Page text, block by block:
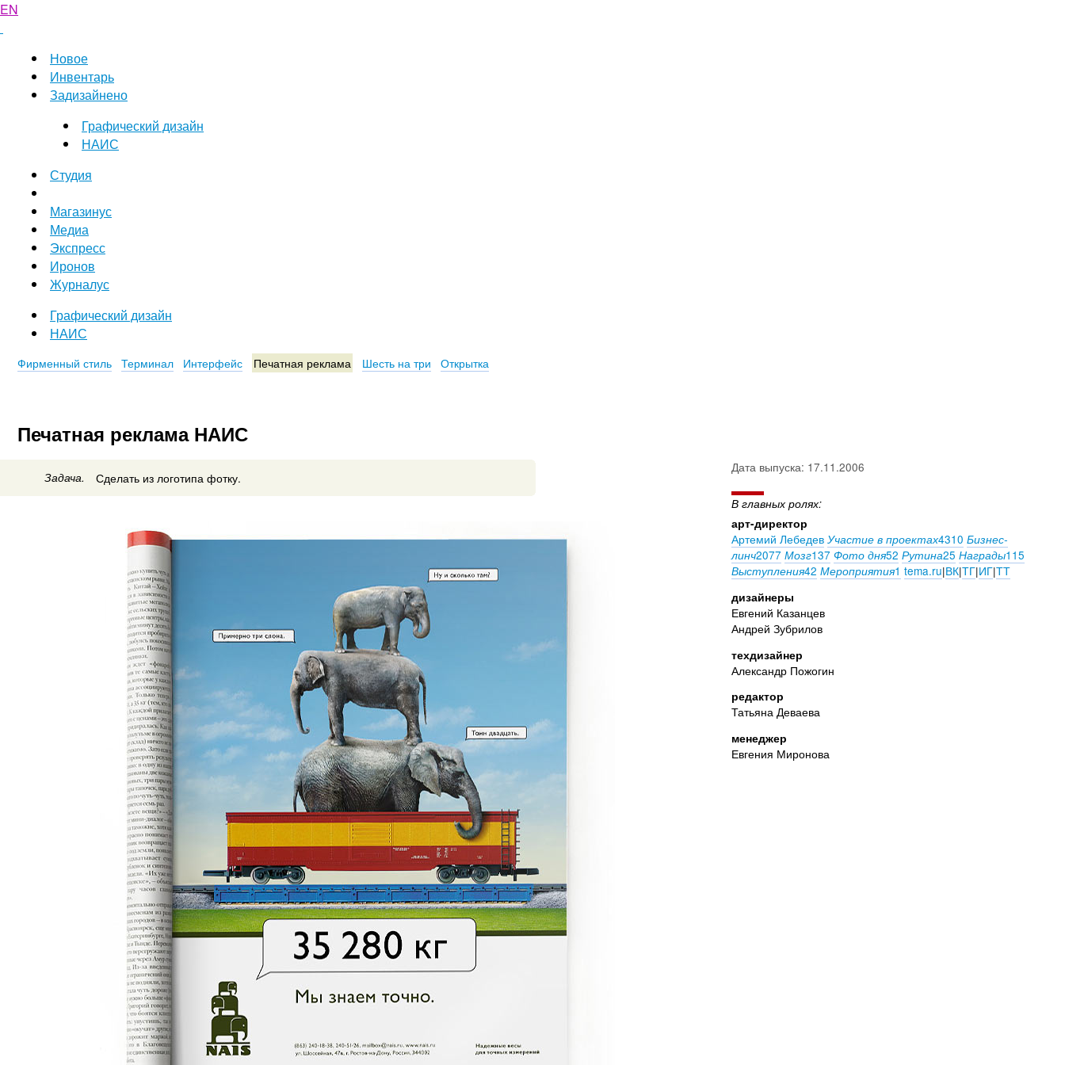
EN
Новое
Инвентарь
Задизайнено
Графический дизайн
НАИС
Студия
Магазинус
Медиа
Экспресс
Иронов
Журналус
Графический дизайн
НАИС
Фирменный стиль Терминал Интерфейс Печатная реклама Шесть на три Открытка
Печатная реклама НАИС
Задача. Сделать из логотипа фотку.
Дата выпуска: 17.11.2006
В главных ролях:
арт-директор
Артемий Лебедев Участие в проектах4310 Бизнес-
линч2077 Мозг137 Фото дня52 Рутина25 Награды115
Выступления42 Мероприятия1 tema.ru|ВК|ТГ|ИГ|ТТ
дизайнеры
Евгений Казанцев
Андрей Зубрилов
техдизайнер
Александр Пожогин
редактор
Татьяна Деваева
менеджер
Евгения Миронова